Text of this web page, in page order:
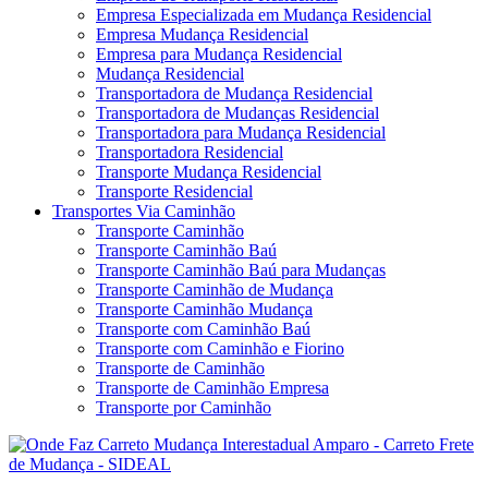
Empresa Especializada em Mudança Residencial
Empresa Mudança Residencial
Empresa para Mudança Residencial
Mudança Residencial
Transportadora de Mudança Residencial
Transportadora de Mudanças Residencial
Transportadora para Mudança Residencial
Transportadora Residencial
Transporte Mudança Residencial
Transporte Residencial
Transportes Via Caminhão
Transporte Caminhão
Transporte Caminhão Baú
Transporte Caminhão Baú para Mudanças
Transporte Caminhão de Mudança
Transporte Caminhão Mudança
Transporte com Caminhão Baú
Transporte com Caminhão e Fiorino
Transporte de Caminhão
Transporte de Caminhão Empresa
Transporte por Caminhão